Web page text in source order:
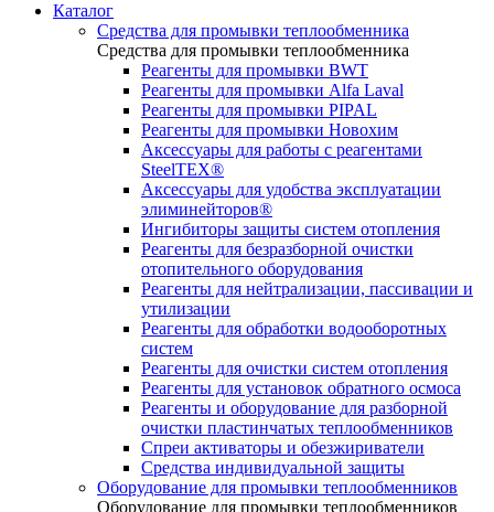
Каталог
Средства для промывки теплообменника
Средства для промывки теплообменника
Реагенты для промывки BWT
Реагенты для промывки Alfa Laval
Реагенты для промывки PIPAL
Реагенты для промывки Новохим
Аксессуары для работы с реагентами
SteelTEX®
Аксессуары для удобства эксплуатации
элиминейторов®
Ингибиторы защиты систем отопления
Реагенты для безразборной очистки
отопительного оборудования
Реагенты для нейтрализации, пассивации и
утилизации
Реагенты для обработки водооборотных
систем
Реагенты для очистки систем отопления
Реагенты для установок обратного осмоса
Реагенты и оборудование для разборной
очистки пластинчатых теплообменников
Спреи активаторы и обезжириватели
Средства индивидуальной защиты
Оборудование для промывки теплообменников
Оборудование для промывки теплообменников